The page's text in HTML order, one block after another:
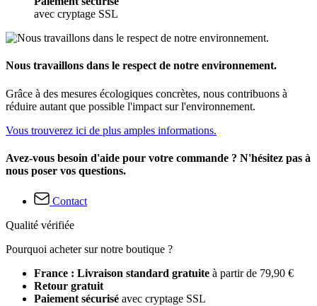
avec cryptage SSL
Nous travaillons dans le respect de notre environnement.
Grâce à des mesures écologiques concrètes, nous contribuons à
réduire autant que possible l'impact sur l'environnement.
Vous trouverez ici de plus amples informations.
Avez-vous besoin d'aide pour votre commande ? N'hésitez pas à
nous poser vos questions.
Contact
Qualité vérifiée
Pourquoi acheter sur notre boutique ?
France : Livraison standard gratuite à partir de 79,90 €
Retour gratuit
Paiement sécurisé avec cryptage SSL